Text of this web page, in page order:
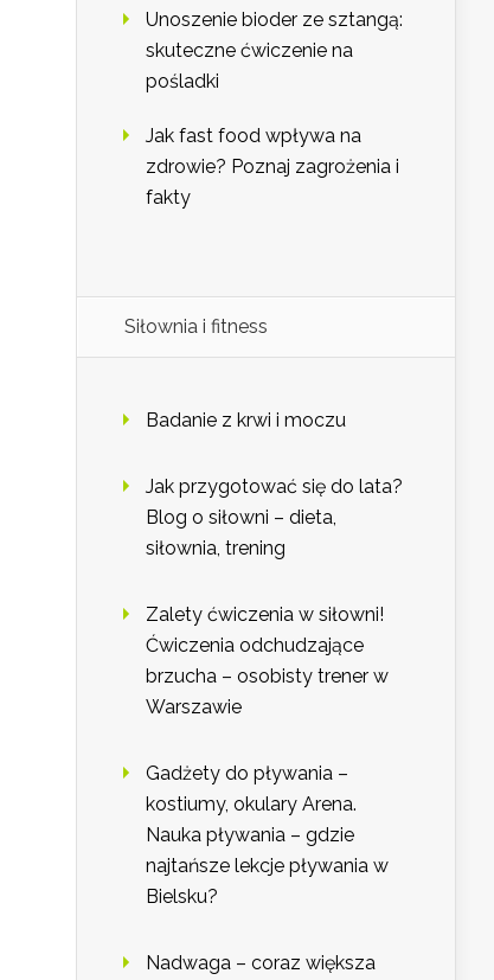
Unoszenie bioder ze sztangą:
skuteczne ćwiczenie na
pośladki
Jak fast food wpływa na
zdrowie? Poznaj zagrożenia i
fakty
Siłownia i fitness
Badanie z krwi i moczu
Jak przygotować się do lata?
Blog o siłowni – dieta,
siłownia, trening
Zalety ćwiczenia w siłowni!
Ćwiczenia odchudzające
brzucha – osobisty trener w
Warszawie
Gadżety do pływania –
kostiumy, okulary Arena.
Nauka pływania – gdzie
najtańsze lekcje pływania w
Bielsku?
Nadwaga – coraz większa